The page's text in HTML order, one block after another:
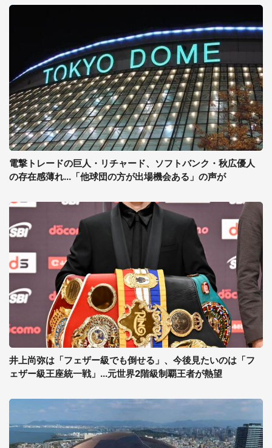
電撃トレードの巨人・リチャード、ソフトバンク・秋広優人
の存在感薄れ...「他球団の方が出場機会ある」の声が
井上尚弥は「フェザー級でも倒せる」、今後見たいのは「フ
ェザー級王座統一戦」...元世界2階級制覇王者が熱望